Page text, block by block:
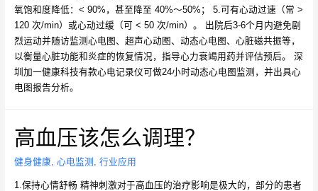
氧饱和度降低：< 90%，甚至降至 40%～50%； 5.可有心动过速（常 >
120 次/min）或心动过缓（可 < 50 次/min）。 出院后3-6个月内避免剧
烈运动并随访监测心电图、超声心动图、动态心电图、心脏磁共振等，
以衡量心脏功能和炎症的恢复情况，指导心力衰竭用药并评估预后。 深
圳加一健康科技有款心电记录仪可做24小时动态心电图监测，并出具心
电图报告分析。
高血压该怎么调理？
健身健康, 心电监测 , 行业应用
1.保持心情舒畅 精神刺激对于高血压的治疗影响是极大的，部分的患者